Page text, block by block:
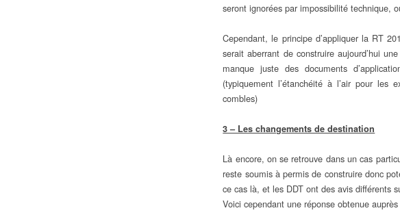
seront ignorées par impossibilité technique,
Cependant, le principe d’appliquer la RT
serait aberrant de construire aujourd’hui
manque juste des documents
(typiquement l’étanchéité à l’air pour
combles)
3 – Les changements de destination
Là encore, on se retrouve dans un cas
reste soumis à permis de construire donc
ce cas là, et les DDT ont des avis différents
Voici cependant une réponse obtenue